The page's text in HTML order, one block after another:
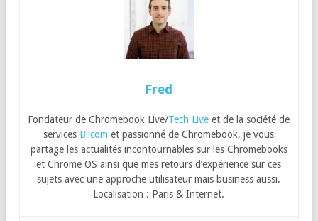
Fred
Fondateur de Chromebook Live/Tech Live et de la société de
services Blicom et passionné de Chromebook, je vous
partage les actualités incontournables sur les Chromebooks
et Chrome OS ainsi que mes retours d’expérience sur ces
sujets avec une approche utilisateur mais business aussi.
Localisation : Paris & Internet.